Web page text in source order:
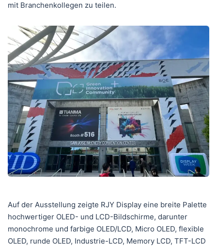
mit Branchenkollegen zu teilen.
Auf der Ausstellung zeigte RJY Display eine breite Palette
hochwertiger OLED- und LCD-Bildschirme, darunter
monochrome und farbige OLED/LCD, Micro OLED, flexible
OLED, runde OLED, Industrie-LCD, Memory LCD, TFT-LCD